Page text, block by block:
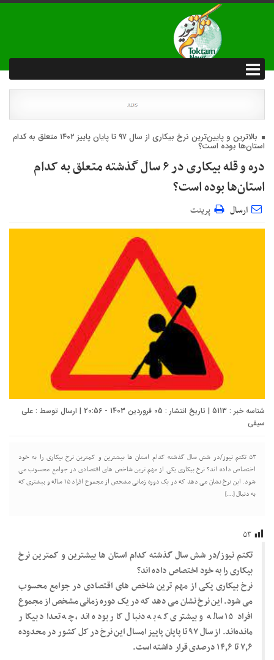
بالاترین و پایین‌ترین نرخ بیکاری از سال ۹۷ تا پایان پاییز ۱۴۰۲ متعلق به کدام
استان‌ها بوده است؟
دره و قله بیکاری در ۶ سال گذشته متعلق به کدام
استان‌ها بوده است؟
ارسال پرینت
شناسه خبر : 5113 | تاریخ انتشار : 05 فروردین 1403 - 20:56 | ارسال توسط :
علی
سیفی
۵۳ تکتم نیوز/در شش سال گذشته کدام استان ها بیشترین و کمترین نرخ بیکاری را به خود
اختصاص داده اند؟ نرخ بیکاری یکی از مهم ترین شاخص های اقتصادی در جوامع محسوب می
شود. این نرخ نشان می دهد که در یک دوره زمانی مشخص از مجموع افراد ۱۵ ساله و بیشتری که
به دنبال […]
۵۳
تکتم نیوز/در شش سال گذشته کدام استان ها بیشترین و کمترین نرخ
بیکاری را به خود اختصاص داده اند؟
نرخ بیکاری یکی از مهم ترین شاخص های اقتصادی در جوامع محسوب
می شود. این نرخ نشان می دهد که در یک دوره زمانی مشخص از مجموع
افراد ۱۵ ساله و بیشتری که به دنبال کار بوده اند، ‌چه تعداد بیکار
مانده‌اند. از سال ۹۷ تا پایان پاییز امسال این نرخ در کل کشور در محدوده
۷٫۶ تا ۱۴٫۶ درصدی قرار داشته است.